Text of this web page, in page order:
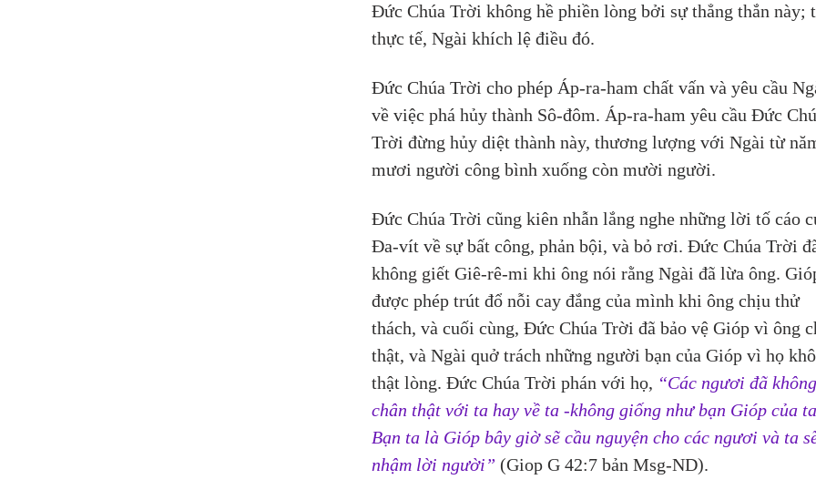
Đức Chúa Trời không hề phiền lòng bởi sự thẳng thắn này;
thực tế, Ngài khích lệ điều đó.
Đức Chúa Trời cho phép Áp-ra-ham chất vấn và yêu cầu
về việc phá hủy thành Sô-đôm. Áp-ra-ham yêu cầu Đức
Trời đừng hủy diệt thành này, thương lượng với Ngài từ
mươi người công bình xuống còn mười người.
Đức Chúa Trời cũng kiên nhẫn lắng nghe những lời tố cáo
Đa-vít về sự bất công, phản bội, và bỏ rơi. Đức Chúa Trời
không giết Giê-rê-mi khi ông nói rằng Ngài đã lừa ông.
được phép trút đổ nỗi cay đắng của mình khi ông chịu thử
thách, và cuối cùng, Đức Chúa Trời đã bảo vệ Gióp vì ông
thật, và Ngài quở trách những người bạn của Gióp vì họ
thật lòng. Đức Chúa Trời phán với họ, “Các ngươi đã không
chân thật với ta hay về ta -không giống như bạn Gióp của
Bạn ta là Gióp bây giờ sẽ cầu nguyện cho các ngươi và ta
nhậm lời người” (Giop G 42:7 bản Msg-ND).